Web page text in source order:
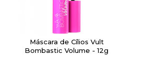
Máscara de Cílios Vult
Bombastic Volume - 12g